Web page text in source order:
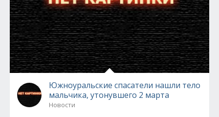
Южноуральские спасатели нашли тело
мальчика, утонувшего 2 марта
Новости